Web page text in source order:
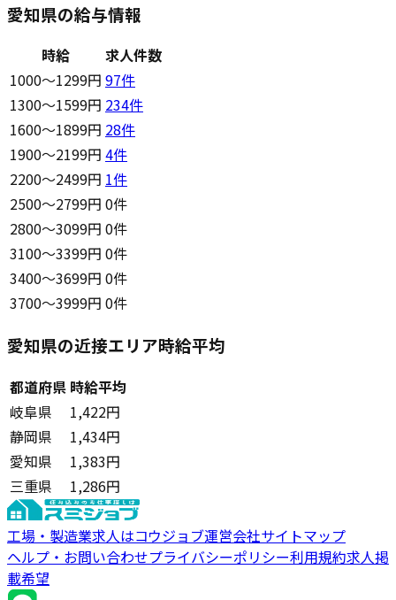
愛知県の給与情報
時給
求人件数
1000〜1299円 97件
1300〜1599円 234件
1600〜1899円 28件
1900〜2199円 4件
2200〜2499円 1件
2500〜2799円 0件
2800〜3099円 0件
3100〜3399円 0件
3400〜3699円 0件
3700〜3999円 0件
愛知県の近接エリア時給平均
都道府県 時給平均
岐阜県
1,422円
静岡県
1,434円
愛知県
1,383円
三重県
1,286円
工場・製造業求人はコウジョブ運営会社サイトマップ
ヘルプ・お問い合わせプライバシーポリシー利用規約求人掲
載希望